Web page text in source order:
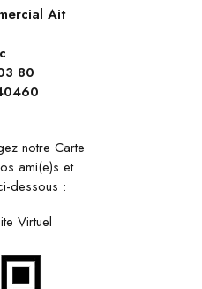
Ait
80
notre Carte
ami(e)s et
dessous :
Virtuel